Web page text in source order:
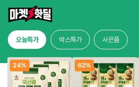
오늘특가 박스특가 사은품
24% 62%